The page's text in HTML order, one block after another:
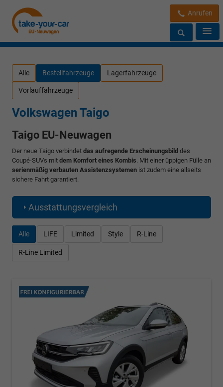
Anrufen
Alle Bestellfahrzeuge Lagerfahrzeuge
Vorlauffahrzeuge
Volkswagen Taigo
Taigo EU-Neuwagen
Der neue Taigo verbindet das aufregende Erscheinungsbild des
Coupé-SUVs mit dem Komfort eines Kombis . Mit einer üppigen Fülle an
serienmäßig verbauten Assistenzsystemen ist zudem eine allseits
sichere Fahrt garantiert.
Ausstattungsvergleich
Alle LIFE Limited Style R-Line
R-Line Limited